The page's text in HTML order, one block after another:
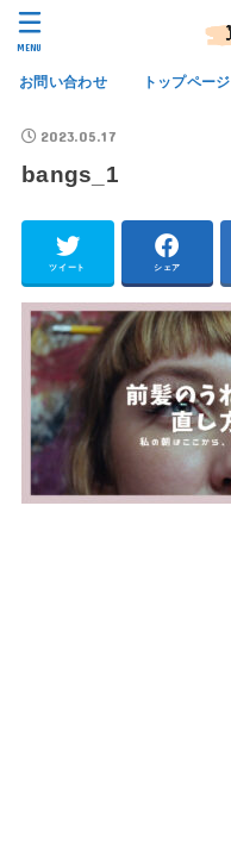
お問い合わせ トップページ
MENU
2023.05.17
bangs_1
ツイート シェア